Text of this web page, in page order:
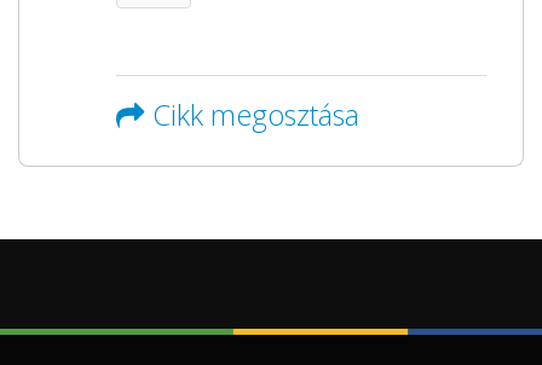
Cikk megosztása